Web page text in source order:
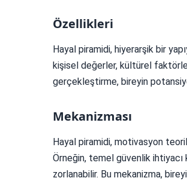
Özellikleri
Hayal piramidi, hiyerarşik bir
kişisel değerler, kültürel
gerçekleştirme, bireyin
Mekanizması
Hayal piramidi, motivasyon
Örneğin, temel güvenlik ihtiyacı
zorlanabilir. Bu mekanizma,